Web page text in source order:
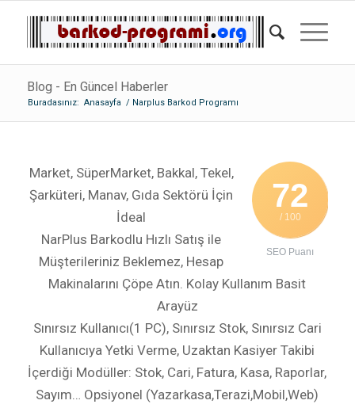
Blog - En Güncel Haberler
Buradasınız: Anasayfa / Narplus Barkod Programı
72
/ 100
SEO Puanı
Market, SüperMarket, Bakkal, Tekel,
Şarküteri, Manav, Gıda Sektörü İçin
İdeal
NarPlus Barkodlu Hızlı Satış ile
Müşterileriniz Beklemez, Hesap
Makinalarını Çöpe Atın. Kolay Kullanım Basit
Arayüz
Sınırsız Kullanıcı(1 PC), Sınırsız Stok, Sınırsız Cari
Kullanıcıya Yetki Verme, Uzaktan Kasiyer Takibi
İçerdiği Modüller: Stok, Cari, Fatura, Kasa, Raporlar,
Sayım… Opsiyonel (Yazarkasa,Terazi,Mobil,Web)